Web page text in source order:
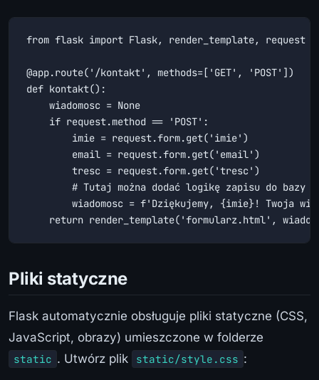
from flask import Flask, render_template, request
@app.route('/kontakt', methods=['GET', 'POST'])
def kontakt():
    wiadomosc = None
    if request.method == 'POST':
        imie = request.form.get('imie')
        email = request.form.get('email')
        tresc = request.form.get('tresc')
# Tutaj można dodać logikę zapisu do bazy
wiadomosc = f'Dziękujemy, {imie}! Twoja
return render_template('formularz.html',
Pliki statyczne
Flask automatycznie obsługuje pliki statyczne (CSS,
JavaScript, obrazy) umieszczone w folderze
static . Utwórz plik static/style.css :